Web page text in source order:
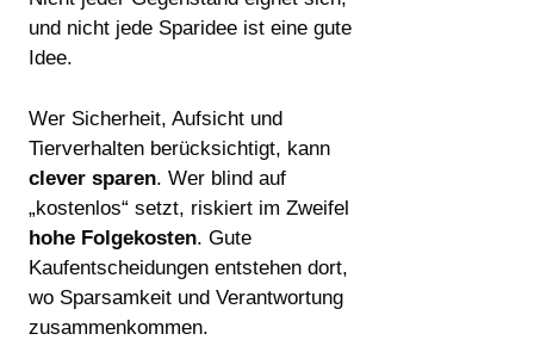
und nicht jede Sparidee ist eine gute
Idee.
Wer Sicherheit, Aufsicht und
Tierverhalten berücksichtigt, kann
clever sparen. Wer blind auf
„kostenlos“ setzt, riskiert im Zweifel
hohe Folgekosten. Gute
Kaufentscheidungen entstehen dort,
wo Sparsamkeit und Verantwortung
zusammenkommen.